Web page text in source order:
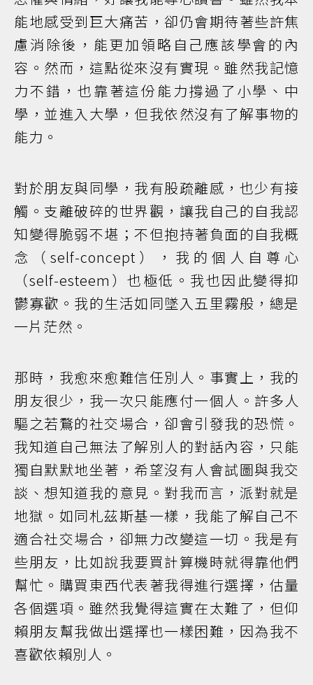
能地感受到巨大痛苦，卻仍會期待著些許焦
慮消除後，能更加領略自己應該學會的內
容。然而，這點從來沒有實現。雖然我記憶
力不錯，也靠著這份能力撐過了小學、中
學，並進入大學，但我依然沒有了解事物的
能力。
對於朋友與同學，我有股疏離感，也少有接
觸。支離破碎的世界觀，讓我自己的自我認
知變得脆弱不堪；不但抱持著負面的自我概
念（self-concept），我的個人自尊心
（self-esteem）也極低。我也因此變得抑
鬱寡歡。我的生活如同墜入五里霧般，總是
一片茫然。
那時，我愈來愈難信任別人。事實上，我的
朋友很少，我一次只能應付一個人。許多人
驅之若鶩的社交場合，卻會引發我的恐慌。
我知道自己無法了解別人的對話內容，只能
獨自默默地坐著，希望沒有人會試圖與我交
談、想知道我的意見。對我而言，派對就是
地獄。如同札茲斯基一樣，我能了解自己不
適合社交場合，卻無力改變這一切。我是有
些朋友，比如說我要買計算機時就得靠他們
幫忙。購買東西代表著我得進行選擇，估量
各個選項。雖然我覺得這實在太難了，但仰
賴朋友幫我做出選擇也一樣困難，因為我不
喜歡依賴別人。